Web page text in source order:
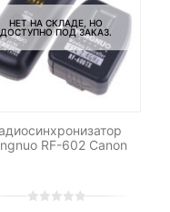
НЕТ НА СКЛАДЕ, НО
ДОСТУПНО ПОД ЗАКАЗ.
RF-602 Canon